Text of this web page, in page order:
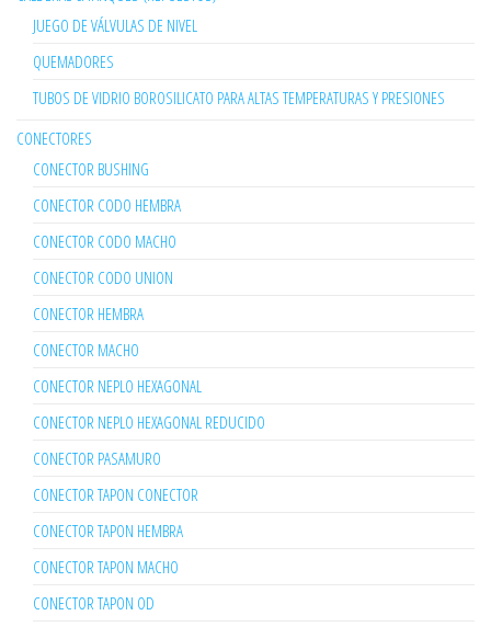
JUEGO DE VÁLVULAS DE NIVEL
QUEMADORES
TUBOS DE VIDRIO BOROSILICATO PARA ALTAS TEMPERATURAS Y PRESIONES
CONECTORES
CONECTOR BUSHING
CONECTOR CODO HEMBRA
CONECTOR CODO MACHO
CONECTOR CODO UNION
CONECTOR HEMBRA
CONECTOR MACHO
CONECTOR NEPLO HEXAGONAL
CONECTOR NEPLO HEXAGONAL REDUCIDO
CONECTOR PASAMURO
CONECTOR TAPON CONECTOR
CONECTOR TAPON HEMBRA
CONECTOR TAPON MACHO
CONECTOR TAPON OD